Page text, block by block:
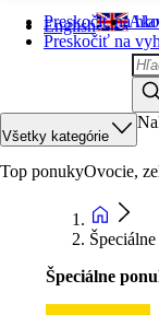
Preskočiť na
Preskočiť na
English
Všetky kategórie
Top ponukyOvocie,
Špeciálne